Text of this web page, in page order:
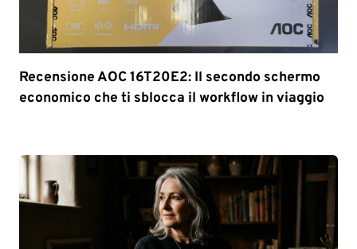
Recensione AOC 16T20E2: Il secondo schermo
economico che ti sblocca il workflow in viaggio